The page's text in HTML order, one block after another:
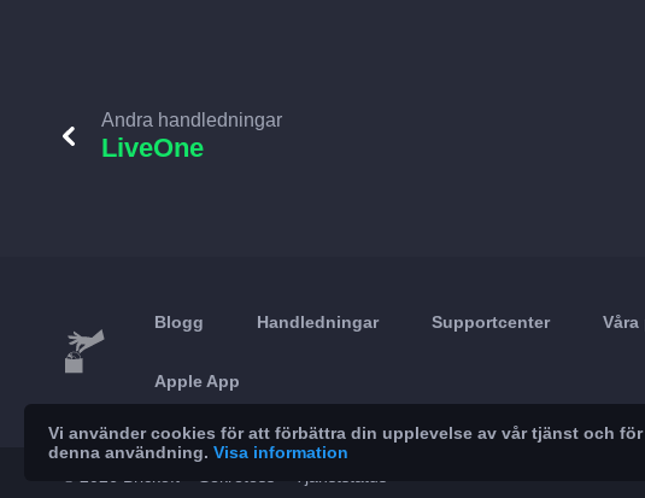
Andra handledningar
LiveOne
Blogg Handledningar Supportcenter Våra
Apple App
Vi använder cookies för att förbättra din upplevelse av vår tjänst och
denna användning. Visa information